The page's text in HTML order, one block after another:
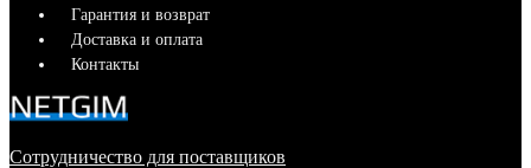
Гарантия и возврат
Доставка и оплата
Контакты
Сотрудничество для поставщиков